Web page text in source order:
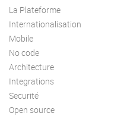
La Plateforme
Internationalisation
Mobile
No code
Architecture
Integrations
Securité
Open source